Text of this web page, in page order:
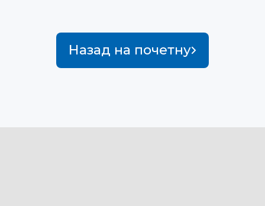
Назад на почетну